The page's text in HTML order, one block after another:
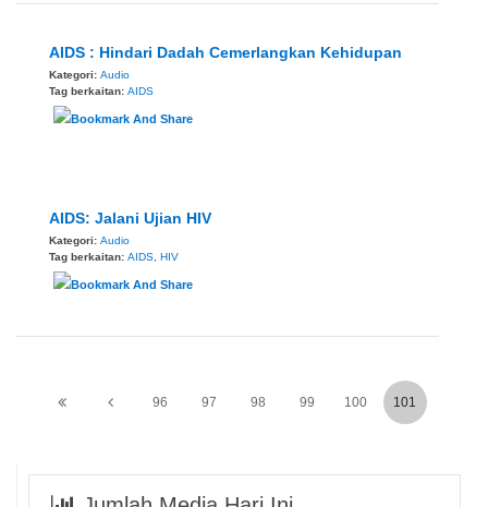
AIDS : Hindari Dadah Cemerlangkan Kehidupan
Kategori: Audio
Tag berkaitan: AIDS
AIDS: Jalani Ujian HIV
Kategori: Audio
Tag berkaitan: AIDS, HIV
96 97 98 99 100 101